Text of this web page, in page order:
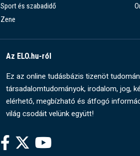
Sport és szabadidő
Zene
Az ELO.hu-ról
Ez az online tudásbázis tizenöt
társadalomtudományok, irodalom, jog,
elérhető, megbízható és átfogó
világ csodáit velünk együtt!